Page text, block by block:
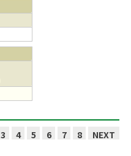
3 4 5 6 7 8 NEXT